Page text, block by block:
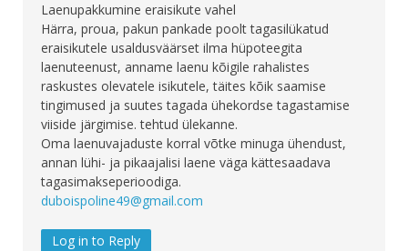
Laenupakkumine eraisikute vahel
Härra, proua, pakun pankade poolt tagasilükatud
eraisikutele usaldusväärset ilma hüpoteegita
laenuteenust, anname laenu kõigile rahalistes
raskustes olevatele isikutele, täites kõik saamise
tingimused ja suutes tagada ühekordse tagastamise
viiside järgimise. tehtud ülekanne.
Oma laenuvajaduste korral võtke minuga ühendust,
annan lühi- ja pikaajalisi laene väga kättesaadava
tagasimakseperioodiga.
duboispoline49@gmail.com
Log in to Reply